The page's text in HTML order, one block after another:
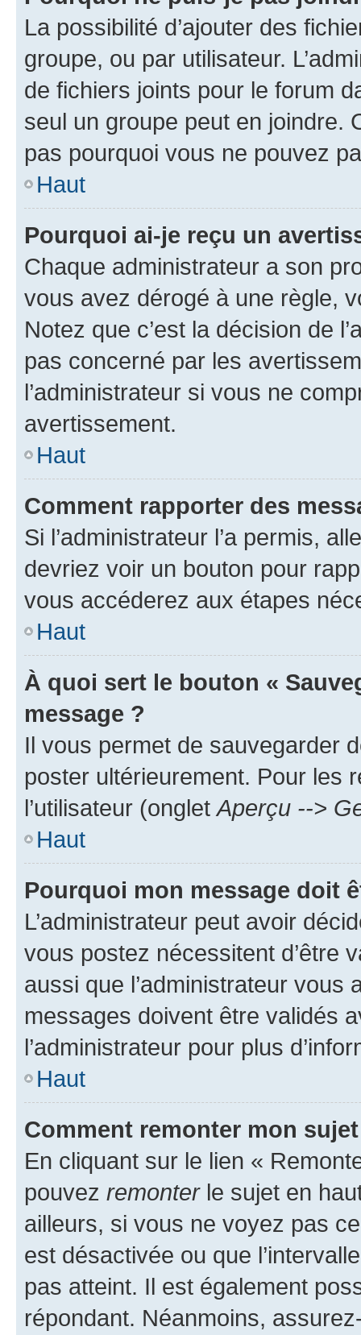
La possibilité d’ajouter des
groupe, ou par utilisateur.
de fichiers joints pour le forum
seul un groupe peut en joindre.
pas pourquoi vous ne pouvez
Haut
Pourquoi ai-je reçu un
Chaque administrateur a son
vous avez dérogé à une règle,
Notez que c’est la décision de
pas concerné par les
l’administrateur si vous ne
avertissement.
Haut
Comment rapporter des
Si l’administrateur l’a permis,
devriez voir un bouton pour
vous accéderez aux étapes
Haut
À quoi sert le bouton «
message ?
Il vous permet de sauvegarder
poster ultérieurement. Pour les
l’utilisateur (ongletAperçu -->
Haut
Pourquoi mon message doit
L’administrateur peut avoir
vous postez nécessitent d’être
aussi que l’administrateur vous
messages doivent être validés
l’administrateur pour plus
Haut
Comment remonter mon
En cliquant sur le lien «
pouvez remonterle sujet en
ailleurs, si vous ne voyez pas
est désactivée ou que
pas atteint. Il est également
répondant. Néanmoins,